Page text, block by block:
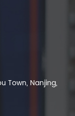
Town, Nanjing,